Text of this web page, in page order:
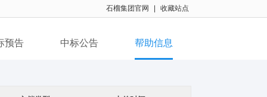
石榴集团官网 收藏站点
预告 中标公告 帮助信息